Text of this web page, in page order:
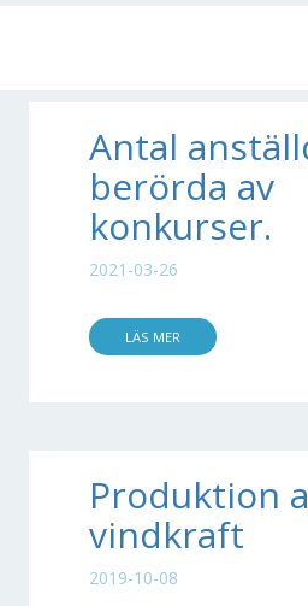
Antal
berörda av
konkurser.
2021-03-26
LÄS MER
Produktion
vindkraft
2019-10-08